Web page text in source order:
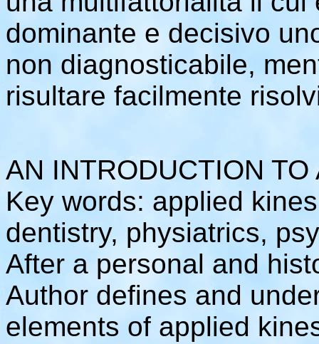
dominante e decisivo
non diagnosticabile,
risultare facilmente
AN INTRODUCTION
Key words: applied
dentistry, physiatrics,
After a personal and
Author defines and
elements of applied